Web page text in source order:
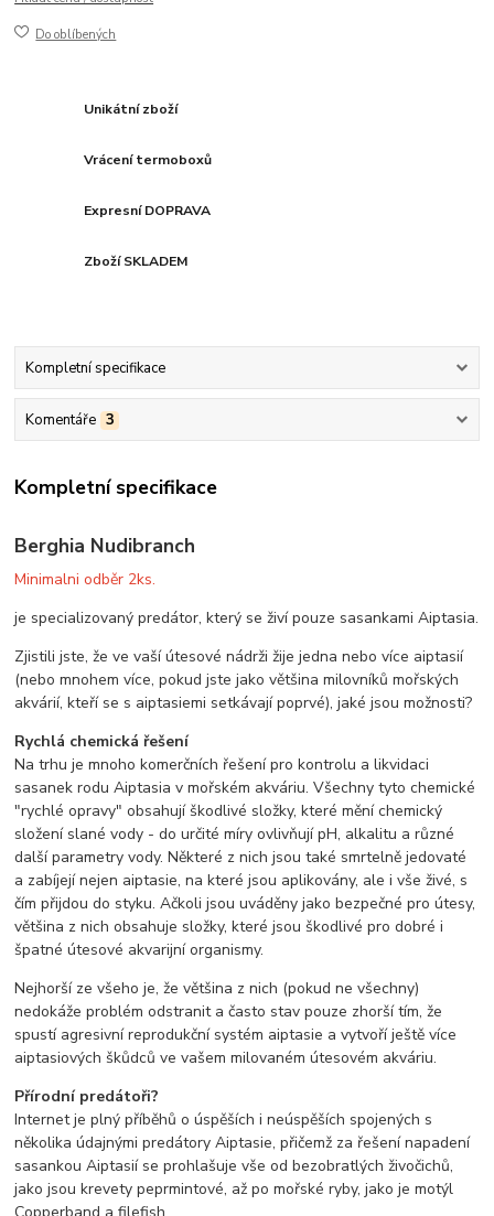
Do oblíbených
Unikátní zboží
Vrácení termoboxů
Expresní DOPRAVA
Zboží SKLADEM
Kompletní specifikace
Komentáře 3
Kompletní specifikace
Berghia Nudibranch
Minimalni odběr 2ks.
je specializovaný predátor, který se živí pouze sasankami Aiptasia.
Zjistili jste, že ve vaší útesové nádrži žije jedna nebo více aiptasií
(nebo mnohem více, pokud jste jako většina milovníků mořských
akvárií, kteří se s aiptasiemi setkávají poprvé), jaké jsou možnosti?
Rychlá chemická řešení
Na trhu je mnoho komerčních řešení pro kontrolu a likvidaci
sasanek rodu Aiptasia v mořském akváriu. Všechny tyto chemické
"rychlé opravy" obsahují škodlivé složky, které mění chemický
složení slané vody - do určité míry ovlivňují pH, alkalitu a různé
další parametry vody. Některé z nich jsou také smrtelně jedovaté
a zabíjejí nejen aiptasie, na které jsou aplikovány, ale i vše živé, s
čím přijdou do styku. Ačkoli jsou uváděny jako bezpečné pro útesy,
většina z nich obsahuje složky, které jsou škodlivé pro dobré i
špatné útesové akvarijní organismy.
Nejhorší ze všeho je, že většina z nich (pokud ne všechny)
nedokáže problém odstranit a často stav pouze zhorší tím, že
spustí agresivní reprodukční systém aiptasie a vytvoří ještě více
aiptasiových škůdců ve vašem milovaném útesovém akváriu.
Přírodní predátoři?
Internet je plný příběhů o úspěších i neúspěších spojených s
několika údajnými predátory Aiptasie, přičemž za řešení napadení
sasankou Aiptasií se prohlašuje vše od bezobratlých živočichů,
jako jsou krevety peprmintové, až po mořské ryby, jako je motýl